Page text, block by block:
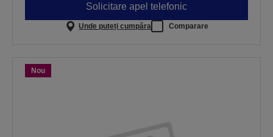
Solicitare apel telefonic
Unde puteți cumpăra Comparare
Nou